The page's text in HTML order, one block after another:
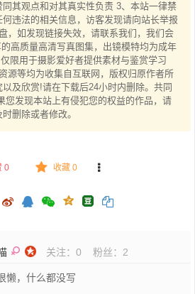
其观点和对其真实性负责 3、本站一律禁
违法的相关信息，访客发现请向站长举报
，如发现链接失效，请联系我们，我们会
高质量高清写真图集，出镜模特均为成年
限用于摄影爱好者提供素材与鉴赏学习
源等均为收集自互联网，版权归原作者所
及欣赏!请在下载后24小时内删除。共同
您发现本站上有侵犯您的权益的作品，请
删除或者修改。
0 收藏 0
关注： 0 粉丝： 2
懒，什么都没写